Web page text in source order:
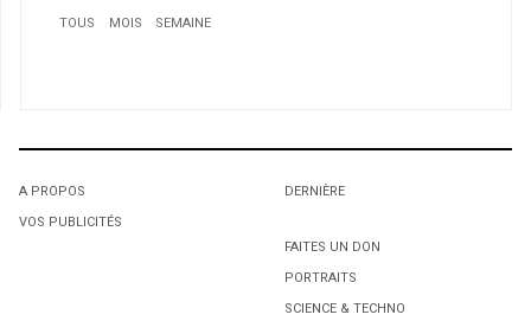
TOUS MOIS
SEMAINE
FRONTIERES AMERICANO-CANADIENNES / Êtes-vous
un espion, un terroriste ou un nazi ?
3
Ammar Bouzouar aux Amériques
L'octroi accidentel du Gant Court.
L'octroi accidentel du Gant Court.
A PROPOS
VOS PUBLICITÉS
DERNIÈRE
FAITES UN DON
PORTRAITS
SCIENCE & TECHNO